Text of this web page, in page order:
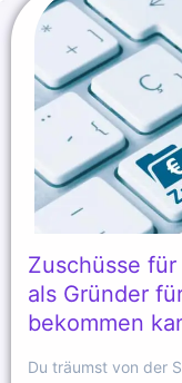
Zuschüsse für
als Gründer
bekommen
Du träumst von der